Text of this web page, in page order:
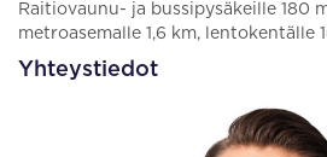
Raitiovaunu- ja bussipysäkeille 180
metroasemalle 1,6 km, lentokentälle
Yhteystiedot